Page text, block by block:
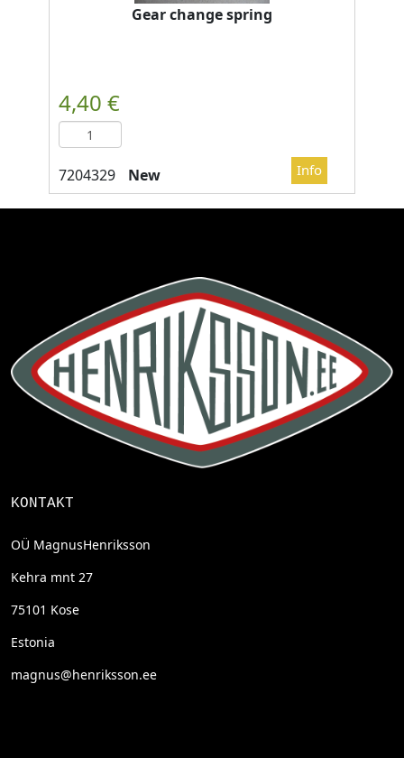
Gear change spring
New
KONTAKT
OÜ MagnusHenriksson
Kehra mnt 27
75101 Kose
Estonia
magnus@henriksson.ee